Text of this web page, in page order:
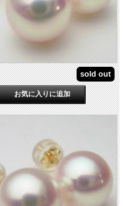
sold out